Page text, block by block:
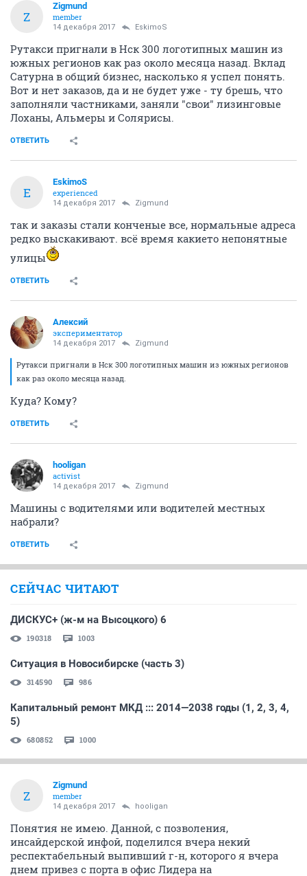
Z
Zigmund
member
14 декабря 2017 EskimoS
Рутакси пригнали в Нск 300 логотипных машин из
южных регионов как раз около месяца назад. Вклад
Сатурна в общий бизнес, насколько я успел понять.
Вот и нет заказов, да и не будет уже - ту брешь, что
заполняли частниками, заняли "свои" лизинговые
Лоханы, Альмеры и Солярисы.
ОТВЕТИТЬ
E
EskimoS
experienced
14 декабря 2017 Zigmund
так и заказы стали конченые все, нормальные адреса
редко выскакивают. всё время какието непонятные
улицы
ОТВЕТИТЬ
Алексий
экспериментатор
14 декабря 2017 Zigmund
Рутакси пригнали в Нск 300 логотипных машин из южных регионов
как раз около месяца назад.
Куда? Кому?
ОТВЕТИТЬ
hooligan
activist
14 декабря 2017 Zigmund
Машины с водителями или водителей местных
набрали?
ОТВЕТИТЬ
СЕЙЧАС ЧИТАЮТ
ДИСКУС+ (ж-м на Высоцкого) 6
190318 1003
Ситуация в Новосибирске (часть 3)
314590 986
Капитальный ремонт МКД ::: 2014—2038 годы (1, 2, 3, 4,
5)
680852 1000
Z
Zigmund
member
14 декабря 2017 hooligan
Понятия не имею. Данной, с позволения,
инсайдерской инфой, поделился вчера некий
респектабельный выпивший г-н, которого я вчера
днем привез с порта в офис Лидера на